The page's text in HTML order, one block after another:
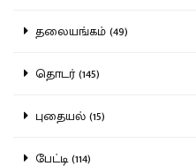
தலையங்கம் (49)
தொடர் (145)
புதையல் (15)
பேட்டி (114)